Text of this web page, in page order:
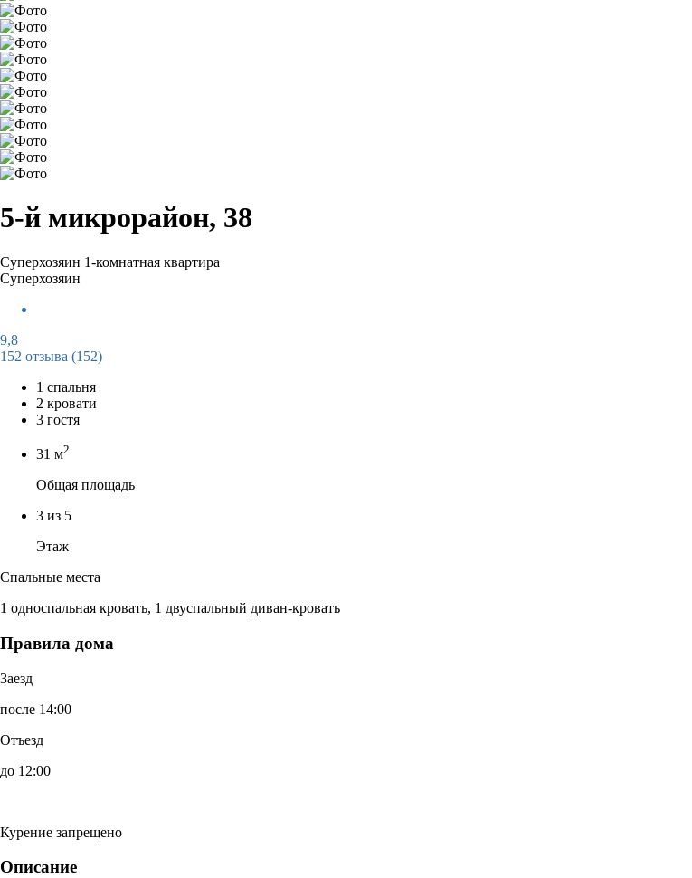
5-й микрорайон, 38
Суперхозяин 1-комнатная квартира
Суперхозяин
9,8
152 отзыва (152)
1 спальня
2 кровати
3 гостя
31 м2
Общая площадь
3 из 5
Этаж
Спальные места
1 односпальная кровать, 1 двуспальный диван-кровать
Правила дома
Заезд
после 14:00
Отъезд
до 12:00
Курение запрещено
Описание